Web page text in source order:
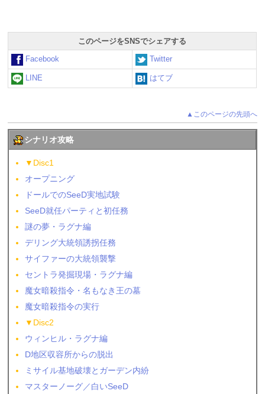
このページをSNSでシェアする
Facebook
Twitter
LINE はてブ
▲このページの先頭へ
シナリオ攻略
▼Disc1
オープニング
ドールでのSeeD実地試験
SeeD就任パーティと初任務
謎の夢・ラグナ編
デリング大統領誘拐任務
サイファーの大統領襲撃
セントラ発掘現場・ラグナ編
魔女暗殺指令・名もなき王の墓
魔女暗殺指令の実行
▼Disc2
ウィンヒル・ラグナ編
D地区収容所からの脱出
ミサイル基地破壊とガーデン内紛
マスターノーグ／白いSeeD